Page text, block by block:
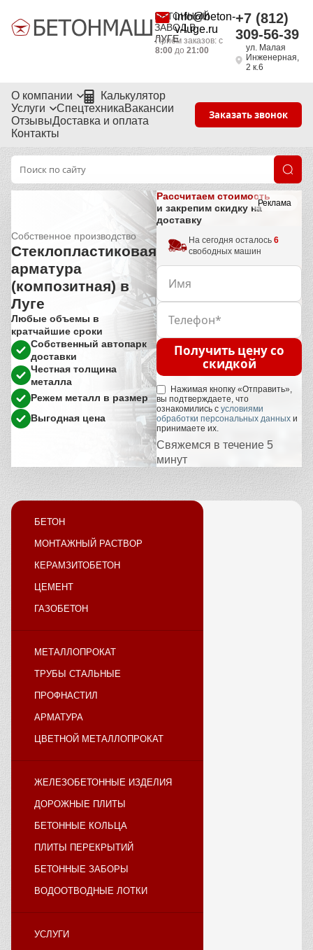
БЕТОННЫЙ
ЗАВОД В
ЛУГЕ
info@beton-
v-luge.ru
Приём заказов: с
8:00до 21:00
+7 (812)
309-56-39
ул. Малая
Инженерная,
2 к.6
О компании
Калькулятор
Услуги
СпецтехникаВакансии
ОтзывыДоставка и оплата
Контакты
Заказать звонок
Реклама
Собственное производство
Стеклопластиковая
арматура
(композитная) в
Луге
Любые объемы в
кратчайшие сроки
Собственный автопарк
доставки
Честная толщина
металла
Режем металл в размер
Выгодная цена
Рассчитаем стоимость
и закрепим скидку на
доставку
На сегодня осталось 6
свободных машин
Получить цену со
скидкой
Нажимая кнопку «Отправить»,
вы подтверждаете, что
ознакомились с условиями
обработки персональных данных и
принимаете их.
Свяжемся в течение 5
минут
БЕТОН
МОНТАЖНЫЙ РАСТВОР
КЕРАМЗИТОБЕТОН
ЦЕМЕНТ
ГАЗОБЕТОН
МЕТАЛЛОПРОКАТ
ТРУБЫ СТАЛЬНЫЕ
ПРОФНАСТИЛ
АРМАТУРА
ЦВЕТНОЙ МЕТАЛЛОПРОКАТ
ЖЕЛЕЗОБЕТОННЫЕ ИЗДЕЛИЯ
ДОРОЖНЫЕ ПЛИТЫ
БЕТОННЫЕ КОЛЬЦА
ПЛИТЫ ПЕРЕКРЫТИЙ
БЕТОННЫЕ ЗАБОРЫ
ВОДООТВОДНЫЕ ЛОТКИ
УСЛУГИ